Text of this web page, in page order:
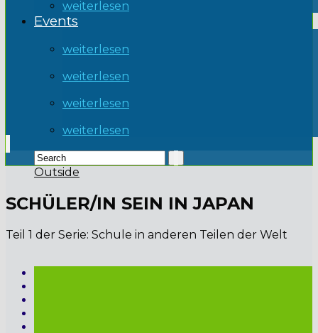
weiterlesen
Events
weiterlesen
weiterlesen
weiterlesen
weiterlesen
Outside
SCHÜLER/IN SEIN IN JAPAN
Teil 1 der Serie: Schule in anderen Teilen der Welt